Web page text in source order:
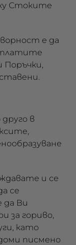
Стоките
е да
платите
Поръчки,
в
и се
се
да Ви
за гориво,
като
писмено